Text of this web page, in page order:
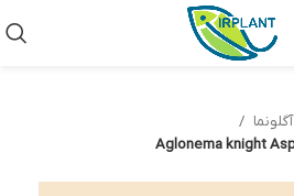
آگلونما